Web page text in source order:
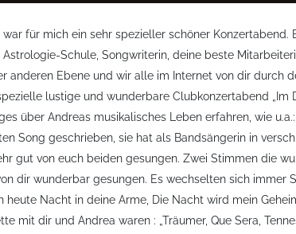
war für mich ein sehr spezieller schöner
Schule, Songwriterin, deine beste
anderen Ebene und wir alle im Internet von dir durch
lustige und wunderbare Clubkonzertabend
über Andreas musikalisches Leben erfahren, wie
Song geschrieben, sie hat als Bandsängerin in
gut von euch beiden gesungen. Zwei Stimmen die
dir wunderbar gesungen. Es wechselten sich
heute Nacht in deine Arme, Die Nacht wird mein
mit dir und Andrea waren : „Träumer, Que Sera,